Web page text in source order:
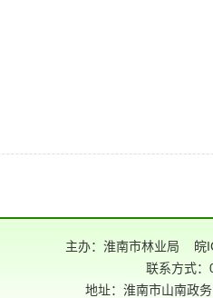
主办：淮南市林业局
皖
联系方式
地址：淮南市山南政